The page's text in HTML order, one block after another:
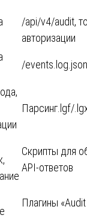
/api/v4/audit,
авторизации
/events.log.json
Парсинг.lgf/
Скрипты для
API-ответов
Плагины